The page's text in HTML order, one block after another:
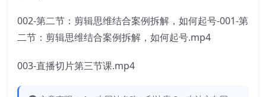
002-第二节：剪辑思维结合案例拆解，如何起号-001-第
二节：剪辑思维结合案例拆解，如何起号.mp4
003-直播切片第三节课.mp4